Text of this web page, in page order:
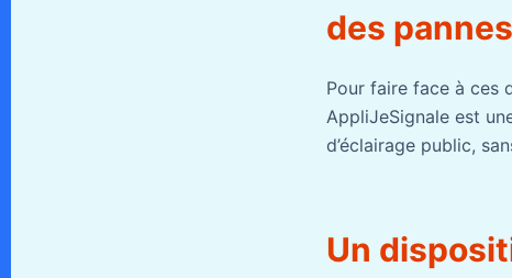
des pannes
Pour faire face à ces
AppliJeSignale est
d’éclairage public,
Un